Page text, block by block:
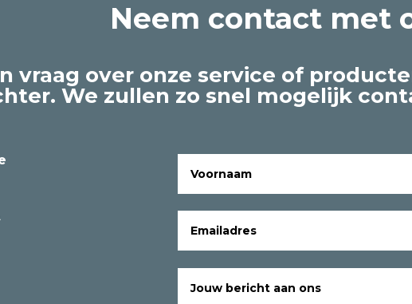
Neem contact met
vraag over onze service of
We zullen zo snel mogelijk